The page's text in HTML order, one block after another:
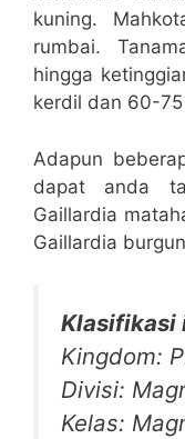
kuning.
rumbai.
hingga
kerdil dan 60-
Adapun
dapat anda
Gaillardia
Gaillardia
Klasifikasi
Kingdom:
Divisi:
Kelas: